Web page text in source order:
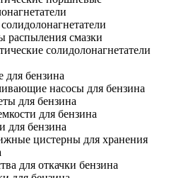
распыления смазки
солидолонагнетатели
для бензина
насосы для бензина
для бензина
для бензина
для бензина
цистерны для хранения
для откачки бензина